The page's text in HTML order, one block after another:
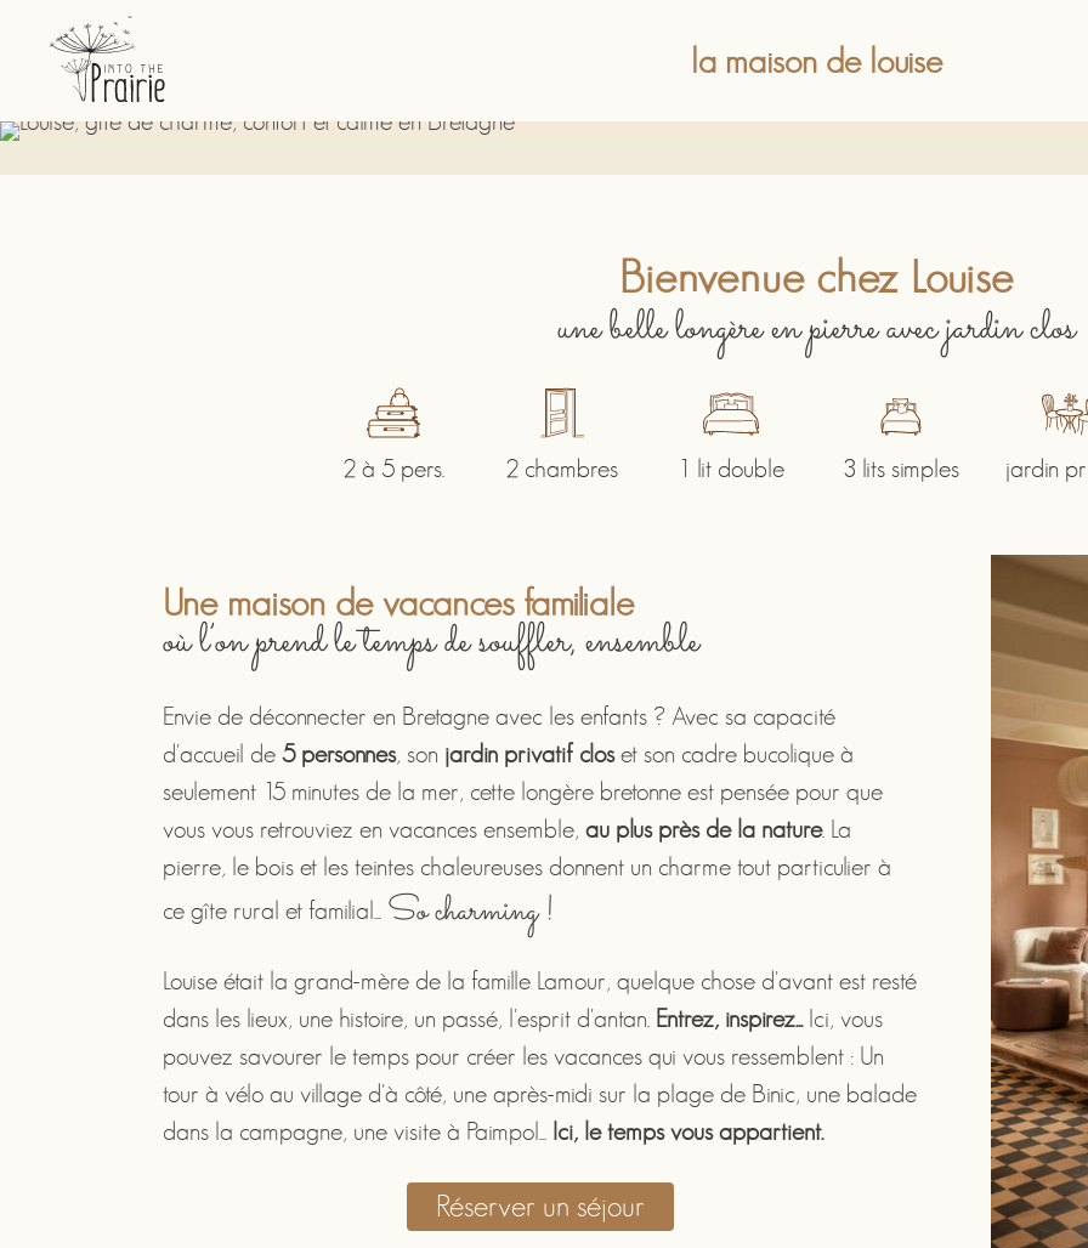
la maison de louise
Bienvenue chez Louise
une belle longère en pierre avec jardin clos
2 à 5 pers. 2 chambres 1 lit double 3 lits simples jardin
Une maison de vacances familiale
où l’on prend le temps de souffler, ensemble
Envie de déconnecter en Bretagne avec les enfants ? Avec sa capacité
d'accueil de5 personnes, son jardin privatif closet son cadre bucolique à
seulement 15 minutes de la mer, cette longère bretonne est pensée pour que
vous vous retrouviez en vacances ensemble,au plus près de la nature. La
pierre, le bois et les teintes chaleureuses donnent un charme tout particulier à
ce gîte rural et familial... So charming !
Louise était la grand-mère de la famille Lamour, quelque chose d'avant est resté
dans les lieux, une histoire, un passé, l'esprit d'antan. Entrez, inspirez...Ici, vous
pouvez savourer le temps pour créer les vacances qui vous ressemblent : Un
tour à vélo au village d'à côté, une après-midi sur la plage de Binic, une balade
dans la campagne, une visite à Paimpol... Ici, le temps vous appartient.
Réserver un séjour